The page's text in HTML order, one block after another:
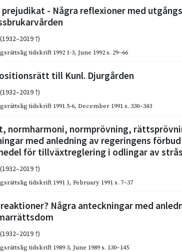
- Några reflexioner med
(1932–2019 †)
tidskrift 1992 1-3, June 1992s. 29–66
till Kunl. Djurgården
(1932–2019 †)
tidskrift 1991 5-6, December 1991s. 330–343
normharmoni, normprövning,
med anledning av regeringens
för tillväxtreglering i odlingar av
(1932–2019 †)
tidskrift 1991 1, February 1991s. 7–37
Några anteckningar med
(1932–2019 †)
tidskrift 1989 3, June 1989s. 130–145